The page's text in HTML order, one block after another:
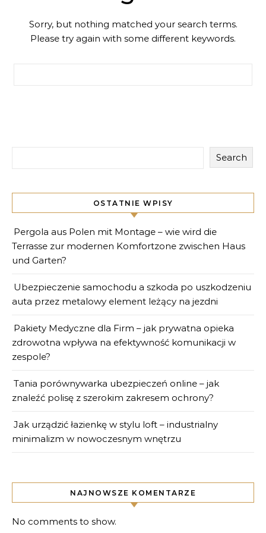
Sorry, but nothing matched your search terms.
Please try again with some different keywords.
Search
OSTATNIE WPISY
Pergola aus Polen mit Montage – wie wird die
Terrasse zur modernen Komfortzone zwischen Haus
und Garten?
Ubezpieczenie samochodu a szkoda po uszkodzeniu
auta przez metalowy element leżący na jezdni
Pakiety Medyczne dla Firm – jak prywatna opieka
zdrowotna wpływa na efektywność komunikacji w
zespole?
Tania porównywarka ubezpieczeń online – jak
znaleźć polisę z szerokim zakresem ochrony?
Jak urządzić łazienkę w stylu loft – industrialny
minimalizm w nowoczesnym wnętrzu
NAJNOWSZE KOMENTARZE
No comments to show.